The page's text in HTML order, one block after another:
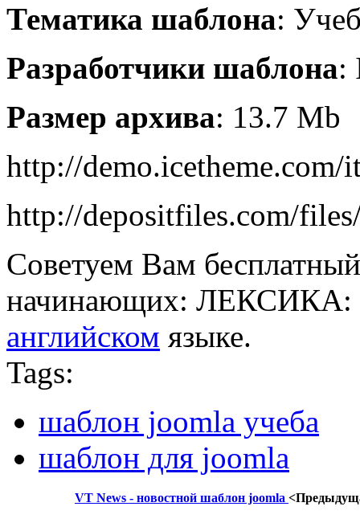
Тематика шаблона:
Разработчики шаблона:
Размер архива: 13.7 Mb
http://
http://depositfiles.com/
Советуем Вам
начинающих: ЛЕКСИКА:
английском языке.
Tags:
шаблон joomla учеба
шаблон для joomla
VT News - новостной шаблон joomla